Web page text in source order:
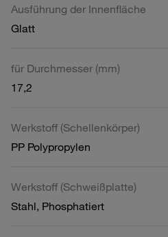
Ausführung der Innenfläche
Glatt
für Durchmesser (mm)
17,2
Werkstoff (Schellenkörper)
PP Polypropylen
Werkstoff (Schweißplatte)
Stahl, Phosphatiert